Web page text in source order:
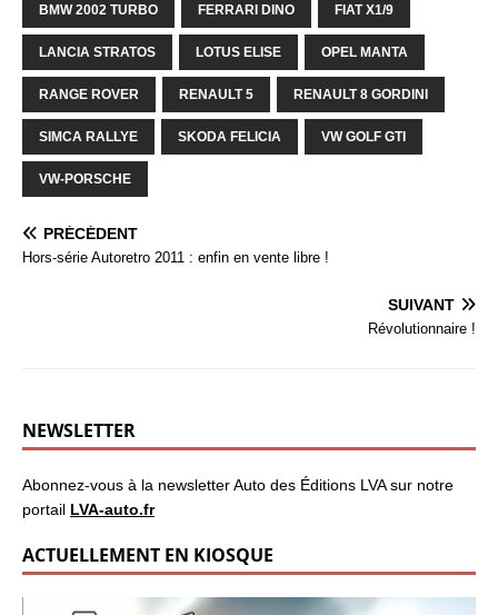
BMW 2002 TURBO FERRARI DINO FIAT X1/9
LANCIA STRATOS LOTUS ELISE OPEL MANTA
RANGE ROVER RENAULT 5 RENAULT 8 GORDINI
SIMCA RALLYE SKODA FELICIA VW GOLF GTI
VW-PORSCHE
PRÉCÉDENT
Hors-série Autoretro 2011 : enfin en vente libre !
SUIVANT
Révolutionnaire !
NEWSLETTER
Abonnez-vous à la newsletter Auto des Éditions LVA sur notre
portail LVA-auto.fr
ACTUELLEMENT EN KIOSQUE